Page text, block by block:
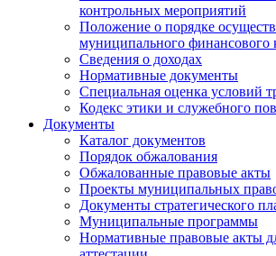
контрольных мероприятий
Положение о порядке
муниципального финансового
Сведения о доходах
Нормативные документы
Специальная оценка условий
Кодекс этики и служебного
Документы
Каталог документов
Порядок обжалования
Обжалованные правовые акты
Проекты муниципальных
Документы стратегического
Муниципальные программы
Нормативные правовые акты